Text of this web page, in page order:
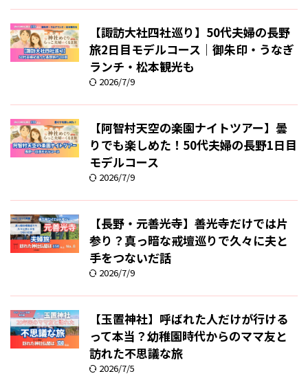
【諏訪大社四社巡り】50代夫婦の長野
旅2日目モデルコース｜御朱印・うなぎ
ランチ・松本観光も
2026/7/9
【阿智村天空の楽園ナイトツアー】曇
りでも楽しめた！50代夫婦の長野1日目
モデルコース
2026/7/9
【長野・元善光寺】善光寺だけでは片
参り？真っ暗な戒壇巡りで久々に夫と
手をつないだ話
2026/7/9
【玉置神社】呼ばれた人だけが行ける
って本当？幼稚園時代からのママ友と
訪れた不思議な旅
2026/7/5